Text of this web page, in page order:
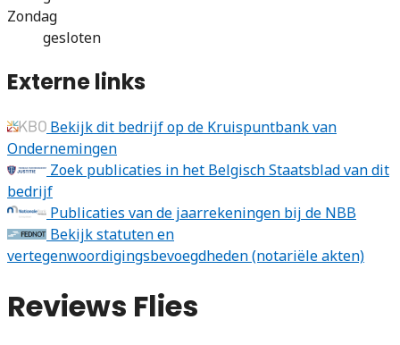
Zondag
gesloten
Externe links
Bekijk dit bedrijf op de Kruispuntbank van
Ondernemingen
Zoek publicaties in het Belgisch Staatsblad van dit
bedrijf
Publicaties van de jaarrekeningen bij de NBB
Bekijk statuten en
vertegenwoordigingsbevoegdheden (notariële akten)
Reviews Flies